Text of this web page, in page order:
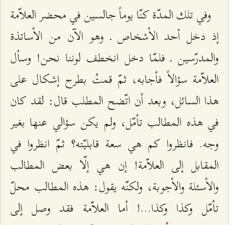
وفي تلك المدّة كنّا يوماً جالسين في محضر العلاّمة
إذ دخل أحد الأشخاص ـ وهو الآن من الأساتذة
والمدرّسين ـ فلمّا دخل انخطف لوننا نحن! وسأل
العلاّمة سؤالاً فأجابه، ثمّ قمتُ بطرح إشكال على
هذا السائل، وبعد أن اتّضح المطلب قال: لقد كان
في هذه المطالب تأمّل، ولم يكن سؤالي عنها بغير
وجه. فانظروا كم هي سعة قابليّته؟ ثمّ انظروا في
المقابل إلى العلاّمة! إن هي إلّا بعض المطالب
والأسئلة والأجوبة، ولكنّه يقول: هذه المطالب محلّ
تأمّل وكذا وكذا...! أما العلاّمة فقد وصل إلى